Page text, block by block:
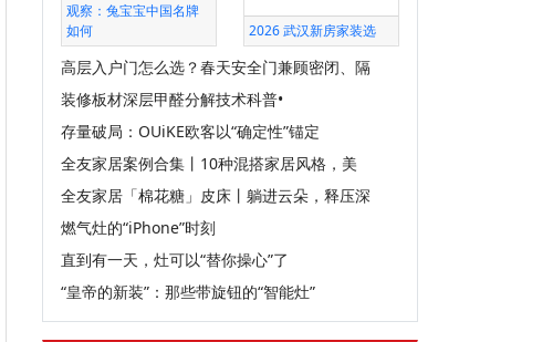
观察：兔宝宝中国名牌
如何
2026 武汉新房家装选
高层入户门怎么选？春天安全门兼顾密闭、隔
装修板材深层甲醛分解技术科普•
存量破局：OUiKE欧客以“确定性”锚定
全友家居案例合集丨10种混搭家居风格，美
全友家居「棉花糖」皮床丨躺进云朵，释压深
燃气灶的“iPhone”时刻
直到有一天，灶可以“替你操心”了
“皇帝的新装”：那些带旋钮的“智能灶”